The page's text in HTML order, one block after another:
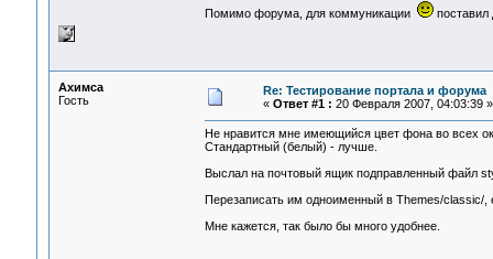
Помимо форума, для коммуникации поставил
Ахимса
Гость
Re: Тестирование портала и форума
« Ответ #1 : 20 Февраля 2007, 04:03:39 »
Не нравится мне имеющийся цвет фона во всех
Стандартный (белый) - лучше.
Выслал на почтовый ящик подправленный файл
Перезаписать им одноименный в Themes/classic/,
Мне кажется, так было бы много удобнее.